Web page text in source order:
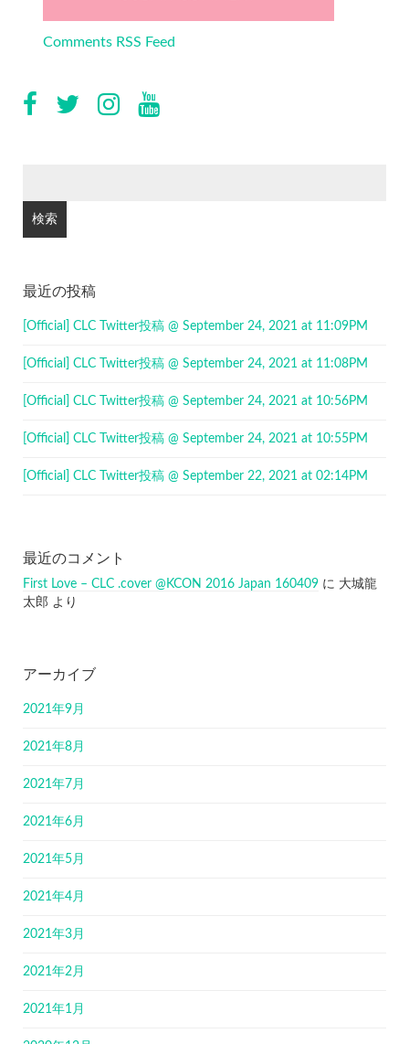
Comments RSS Feed
最近の投稿
[Official] CLC Twitter投稿 @ September 24, 2021 at 11:09PM
[Official] CLC Twitter投稿 @ September 24, 2021 at 11:08PM
[Official] CLC Twitter投稿 @ September 24, 2021 at 10:56PM
[Official] CLC Twitter投稿 @ September 24, 2021 at 10:55PM
[Official] CLC Twitter投稿 @ September 22, 2021 at 02:14PM
最近のコメント
First Love – CLC .cover @KCON 2016 Japan 160409 に 大城龍
太郎 より
アーカイブ
2021年9月
2021年8月
2021年7月
2021年6月
2021年5月
2021年4月
2021年3月
2021年2月
2021年1月